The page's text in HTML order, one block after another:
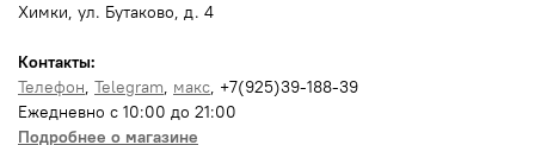
Химки, ул. Бутаково, д. 4
Контакты:
Телефон, Telegram, макс, +7(925)39-188-39
Ежедневно с 10:00 до 21:00
Подробнее о магазине